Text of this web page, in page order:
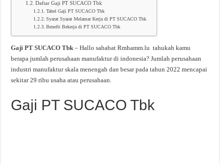
Daftar Gaji PT SUCACO Tbk
Tabel Gaji PT SUCACO Tbk
Syarat Syarat Melamar Kerja di PT SUCACO Tbk
Benefit Bekerja di PT SUCACO Tbk
Gaji PT SUCACO Tbk – Hallo sahabat Rmhamm.lu tahukah kamu
berapa jumlah perusahaan manufaktur di indonesia? Jumlah perusahaan
industri manufaktur skala menengah dan besar pada tahun 2022 mencapai
sekitar 29 ribu usaha atau perusahaan.
Gaji PT SUCACO Tbk